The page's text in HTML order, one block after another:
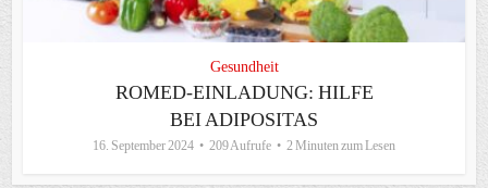
Gesundheit
ROMED-EINLADUNG: HILFE
BEI ADIPOSITAS
16. September 2024 209 Aufrufe 2 Minuten zum Lesen